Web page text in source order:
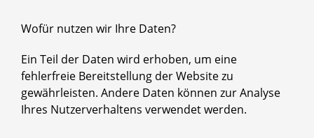
Wofür nutzen wir Ihre Daten?
Ein Teil der Daten wird erhoben, um eine
fehlerfreie Bereitstellung der Website zu
gewährleisten. Andere Daten können zur Analyse
Ihres Nutzerverhaltens verwendet werden.